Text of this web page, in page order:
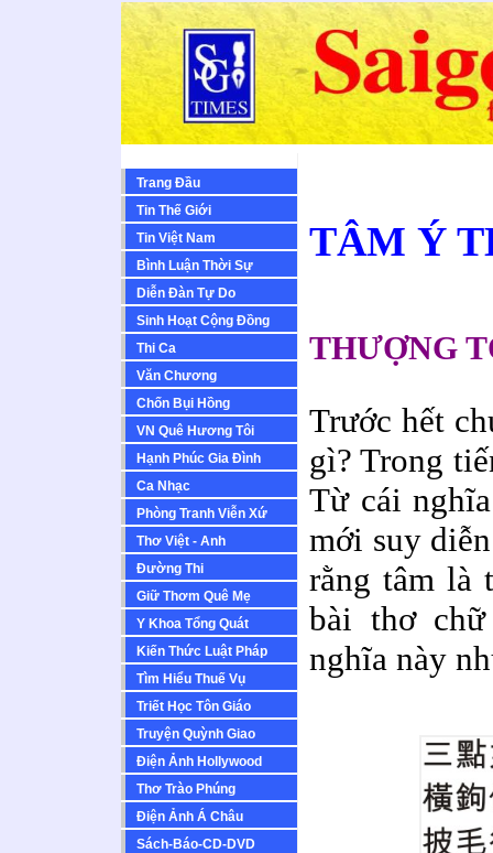
Trang Đầu
Tin Thế Giới
Tin Việt Nam
Bình Luận Thời Sự
Diễn Ðàn Tự Do
Sinh Hoạt Cộng Ðồng
Thi Ca
Văn Chương
Chốn Bụi Hồng
VN Quê Hương Tôi
Hạnh Phúc Gia Đình
Ca Nhạc
Phòng Tranh Viễn Xứ
Thơ Việt - Anh
Ðường Thi
Giữ Thơm Quê Mẹ
Y Khoa Tổng Quát
Kiến Thức Luật Pháp
Tìm Hiểu Thuế Vụ
Triết Học Tôn Giáo
Truyện Quỳnh Giao
Ðiện Ảnh Hollywood
Thơ Trào Phúng
Ðiện Ảnh Á Châu
Sách-Báo-CD-DVD
TÂM Ý
THƯỢNG
Trước hết
gì? Trong
Từ cái
mới suy
rằng tâm là
bài thơ
nghĩa này